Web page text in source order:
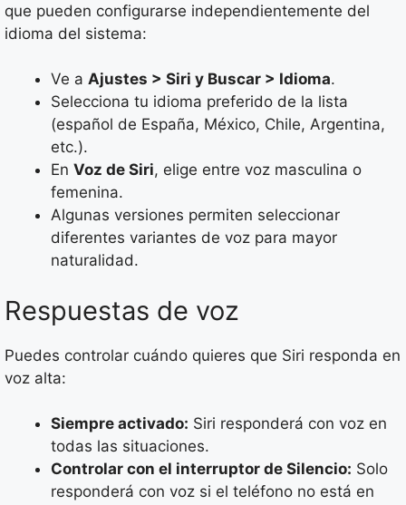
que pueden configurarse independientemente del
idioma del sistema:
Ve a Ajustes > Siri y Buscar > Idioma.
Selecciona tu idioma preferido de la lista
(español de España, México, Chile, Argentina,
etc.).
En Voz de Siri, elige entre voz masculina o
femenina.
Algunas versiones permiten seleccionar
diferentes variantes de voz para mayor
naturalidad.
Respuestas de voz
Puedes controlar cuándo quieres que Siri responda en
voz alta:
Siempre activado: Siri responderá con voz en
todas las situaciones.
Controlar con el interruptor de Silencio: Solo
responderá con voz si el teléfono no está en